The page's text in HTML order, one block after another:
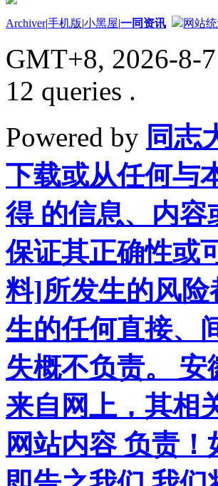
Archiver|手机版|小黑屋|一同资讯 网站
GMT+8, 2026-8-
12 queries .
Powered by 同志
下载或从任何与
得 的信息、内
保证其正确性或
料]所发生的风
生的任何直接、
失概不负责。
来自网上，其相
网站内容 负责